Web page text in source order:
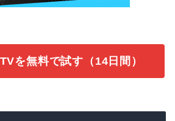
を無料で試す（14日間）